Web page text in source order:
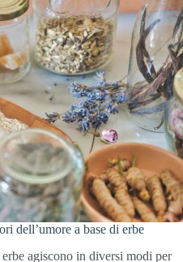
dell’umore a base di erbe
agiscono in diversi modi per